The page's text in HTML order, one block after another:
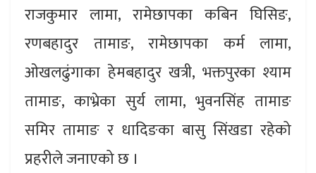
राजकुमार लामा, रामेछापका कबिन घिसिङ,
रणबहादुर तामाङ, रामेछापका कर्म लामा,
ओखलढुंगाका हेमबहादुर खत्री, भक्तपुरका श्याम
तामाङ, काभ्रेका सुर्य लामा, भुवनसिंह तामाङ
समिर तामाङ र धादिङका बासु सिंखडा रहेको
प्रहरीले जनाएको छ ।